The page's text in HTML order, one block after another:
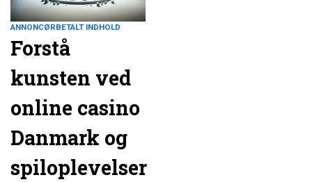
ANNONCØRBETALT INDHOLD
Forstå
kunsten ved
online casino
Danmark og
spiloplevelser